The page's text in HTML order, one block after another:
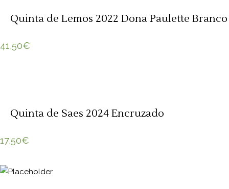
Quinta de Lemos 2022 Dona Paulette Branco
41,50€
Quinta de Saes 2024 Encruzado
17,50€